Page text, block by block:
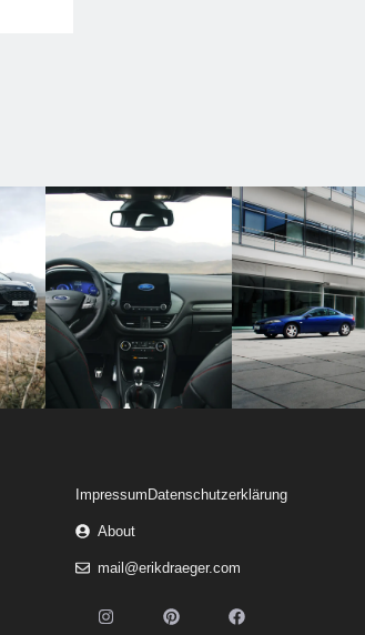
ImpressumDatenschutzerklärung
About
mail@erikdraeger.com